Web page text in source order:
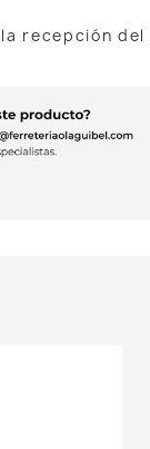
recepción del